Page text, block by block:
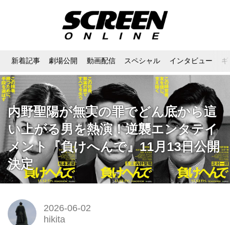
新着記事 劇場公開 動画配信 スペシャル インタビュー
内野聖陽が無実の罪でどん底から這
い上がる男を熱演！逆襲エンタテイ
メント『負けへんで』11月13日公開
決定
2026-06-02
hikita